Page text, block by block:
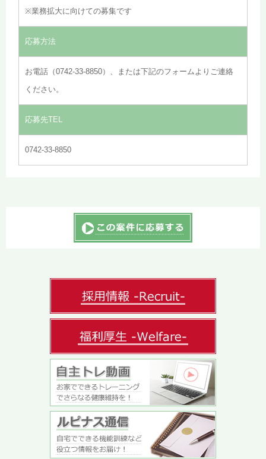
※業務拡大に向けての募集です
応募方法
お電話（0742-33-8850）、または下記のフォームよりご連絡
ください。
応募先TEL
0742-33-8850